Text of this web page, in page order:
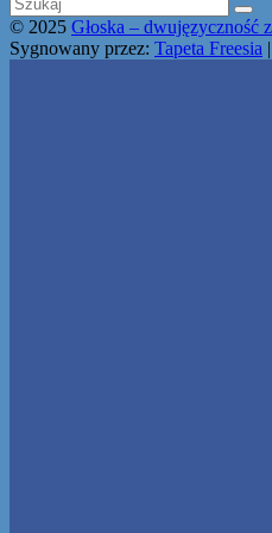
© 2025 Głoska – dwujęzyczność
Sygnowany przez: Tapeta Freesia